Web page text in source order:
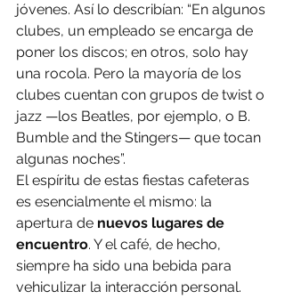
jóvenes. Así lo describían: “En algunos
clubes, un empleado se encarga de
poner los discos; en otros, solo hay
una rocola. Pero la mayoría de los
clubes cuentan con grupos de twist o
jazz —los Beatles, por ejemplo, o B.
Bumble and the Stingers— que tocan
algunas noches”.
El espíritu de estas fiestas cafeteras
es esencialmente el mismo: la
apertura de nuevos lugares de
encuentro. Y el café, de hecho,
siempre ha sido una bebida para
vehiculizar la interacción personal.